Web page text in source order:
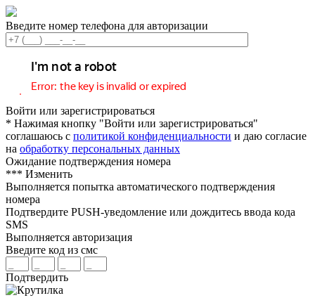
Введите номер телефона для авторизации
Войти или зарегистрироваться
* Нажимая кнопку "Войти или зарегистрироваться"
соглашаюсь с политикой конфиденциальности и даю согласие
на обработку персональных данных
Ожидание подтверждения номера
*** Изменить
Выполняется попытка автоматического подтверждения
номера
Подтвердите PUSH-уведомление или дождитесь ввода кода
SMS
Выполняется авторизация
Введите код из смс
Подтвердить